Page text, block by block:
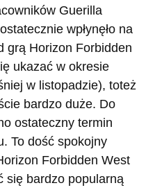
Guerilla
wpłynęło na
grą Horizon Forbidden
ukazać w okresie
w listopadzie), toteż
bardzo duże. Do
ostateczny termin
To dość spokojny
Forbidden West
się bardzo popularną